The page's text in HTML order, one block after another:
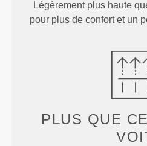
Légèrement plus haute
pour plus de confort et un
PLUS QUE